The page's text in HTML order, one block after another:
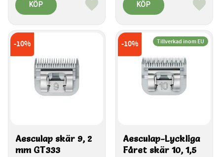
Lägg till i favoriter
KÖP
Lägg
KÖP
Aesculap skär 9, 2
mm GT333
10%
Aesculap-Lyckliga
Fåret skär 10, 1,5
10% Tillverkad inom EU